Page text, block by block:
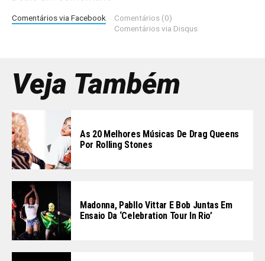
Comentários via Facebook
Comentários (0)
Comentários via Disqus
Veja Também
As 20 Melhores Músicas De Drag Queens
Por Rolling Stones
Madonna, Pabllo Vittar E Bob Juntas Em
Ensaio Da ‘Celebration Tour In Rio’